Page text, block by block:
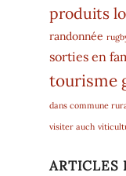
produits
randonnée
sorties en
tourisme
dans commune
visiter auch
ARTICLES